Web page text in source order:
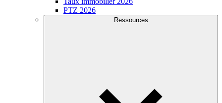
PTZ 2026
Ressources